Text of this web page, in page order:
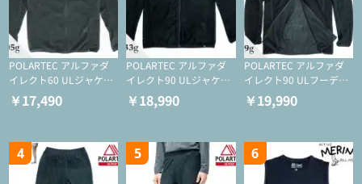
POLARTEC アルファダ
イレクト60 ULジャケッ
ト（登山/ミドルレイヤ
ー/化繊ジャケット）
￥17,490
POLARTEC アルファダ
イレクト90 ULジャケッ
ト（アクティブインサレ
ーション/ミドルレイヤ
￥18,990
POLARTEC アルファダ
イレクト90 ULフーディ
（アクティブインサレー
ション/ミドルレイヤー/
￥19,990
4 5 6